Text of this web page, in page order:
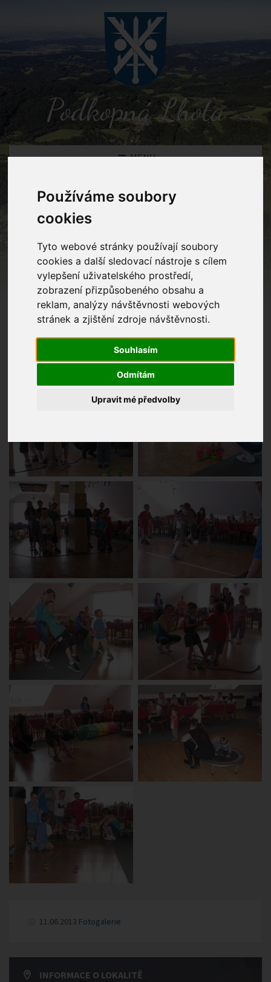
Používáme soubory
cookies
Tyto webové stránky používají soubory
cookies a další sledovací nástroje s cílem
vylepšení uživatelského prostředí,
zobrazení přizpůsobeného obsahu a
reklam, analýzy návštěvnosti webových
stránek a zjištění zdroje návštěvnosti.
Souhlasím
Odmítám
Upravit mé předvolby
Podkopná Lhota
MENU
Fotogalerie
8.6.2013
11.06.2013 Fotogalerie
INFORMACE O LOKALITĚ